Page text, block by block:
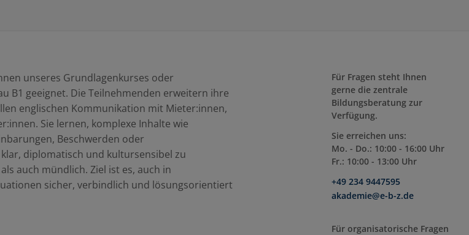
unseres Grundlagenkurses oder
B1 geeignet. Die Teilnehmenden erweitern ihre
englischen Kommunikation mit Mieter:innen,
Sie lernen, komplexe Inhalte wie
Beschwerden oder
diplomatisch und kultursensibel zu
auch mündlich. Ziel ist es, auch in
sicher, verbindlich und lösungsorientiert
Für Fragen steht Ihnen
gerne die zentrale
Bildungsberatung zur
Verfügung.
Sie erreichen uns:
Mo. - Do.: 10:00 - 16:00 Uhr
Fr.: 10:00 - 13:00 Uhr
+49 234 9447595
akademie@e-b-z.de
Für organisatorische Fragen